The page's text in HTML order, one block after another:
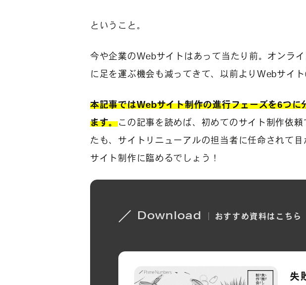
ということ。
今や企業のWebサイトはあって当たり前。オンラ
に足を運ぶ機会も減ってきて、以前よりWebサイ
本記事ではWebサイト制作の進行フェーズを6つに
ます。この記事を読めば、初めてのサイト制作依
たも、サイトリニューアルの担当者に任命されて
サイト制作に臨めるでしょう！
Download おすすめ資料は こちら
失